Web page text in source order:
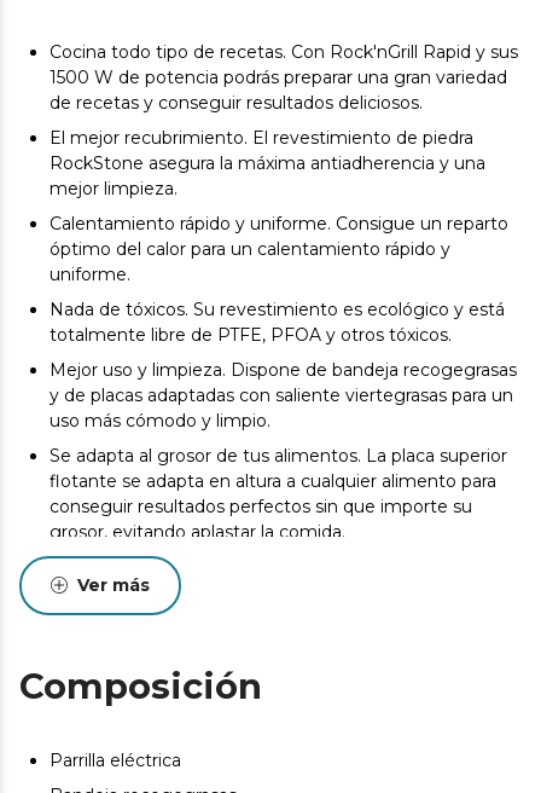
Cocina todo tipo de recetas. Con Rock'nGrill Rapid y sus
1500 W de potencia podrás preparar una gran variedad
de recetas y conseguir resultados deliciosos.
El mejor recubrimiento. El revestimiento de piedra
RockStone asegura la máxima antiadherencia y una
mejor limpieza.
Calentamiento rápido y uniforme. Consigue un reparto
óptimo del calor para un calentamiento rápido y
uniforme.
Nada de tóxicos. Su revestimiento es ecológico y está
totalmente libre de PTFE, PFOA y otros tóxicos.
Mejor uso y limpieza. Dispone de bandeja recogegrasas
y de placas adaptadas con saliente viertegrasas para un
uso más cómodo y limpio.
Se adapta al grosor de tus alimentos. La placa superior
flotante se adapta en altura a cualquier alimento para
conseguir resultados perfectos sin que importe su
grosor, evitando aplastar la comida.
Amplia superficie de cocinado. Con una superficie de
cocinado de 24,5 x 17,3 cm es más que suficiente para
cocinar una gran variedad de alimentos de una vez,
Ver más
Composición
Parrilla eléctrica